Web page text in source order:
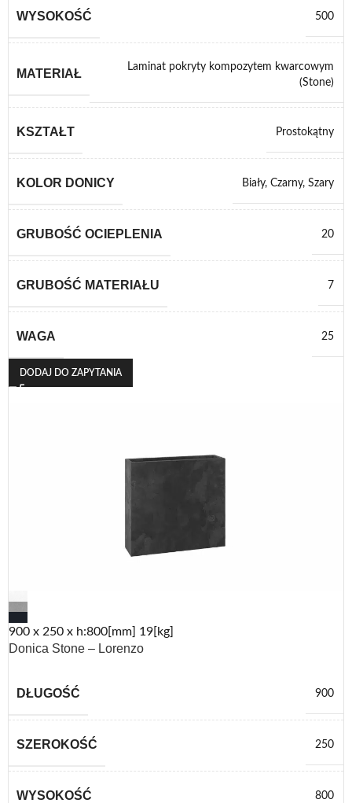
WYSOKOŚĆ 500
MATERIAŁ
Laminat pokryty kompozytem kwarcowym
(Stone)
KSZTAŁT Prostokątny
KOLOR DONICY Biały, Czarny, Szary
GRUBOŚĆ OCIEPLENIA 20
GRUBOŚĆ MATERIAŁU 7
WAGA 25
DODAJ DO ZAPYTANIA
900 x 250 x h:800[mm] 19[kg]
Donica Stone – Lorenzo
DŁUGOŚĆ 900
SZEROKOŚĆ 250
WYSOKOŚĆ 800